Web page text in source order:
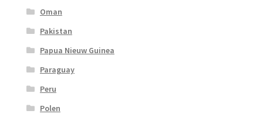
Oman
Pakistan
Papua Nieuw Guinea
Paraguay
Peru
Polen